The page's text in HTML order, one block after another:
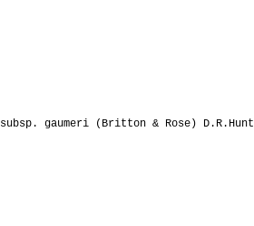
gaumeri (Britton & Rose) D.R.Hunt